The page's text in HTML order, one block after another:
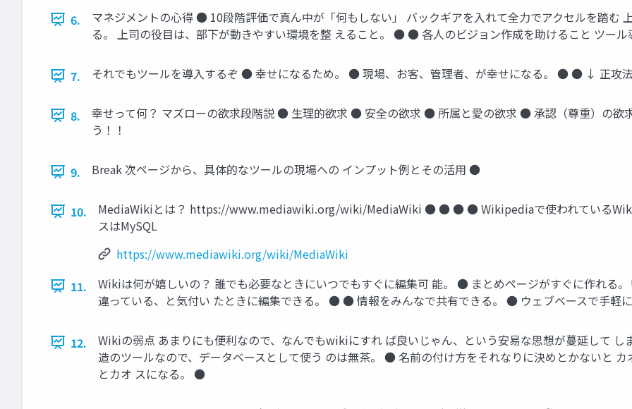
6.
マネジメントの心得 ● 10段階評価で真ん中が「何もしない」 バックギアを入れて全力でアクセルを踏
る。 上司の役目は、部下が動きやすい環境を整 えること。 ● ● 各人のビジョン作成を助けること ツー
7. それでもツールを導入するぞ ● 幸せになるため。 ● 現場、お客、管理者、が幸せになる。 ● ● ↓ 正攻
8.
幸せって何？ マズローの欲求段階説 ● 生理的欲求 ● 安全の欲求 ● 所属と愛の欲求 ● 承認（尊重）の
う！！
9. Break 次ページから、具体的なツールの現場への インプット例とその活用 ●
10.
MediaWikiとは？ https://www.mediawiki.org/wiki/MediaWiki ● ● ● ● Wikipediaで使われているWiki
スはMySQL
https://www.mediawiki.org/wiki/MediaWiki
11.
Wikiは何が嬉しいの？ 誰でも必要なときにいつでもすぐに編集可 能。 ● まとめページがすぐに作れる
違っている、と気付い たときに編集できる。 ● ● 情報をみんなで共有できる。 ● ウェブベースで手
12.
Wikiの弱点 あまりにも便利なので、なんでもwikiにすれ ば良いじゃん、という安易な思想が蔓延して
造のツールなので、データベースとして使う のは無茶。 ● 名前の付け方をそれなりに決めとかないと
とカオ スになる。 ●